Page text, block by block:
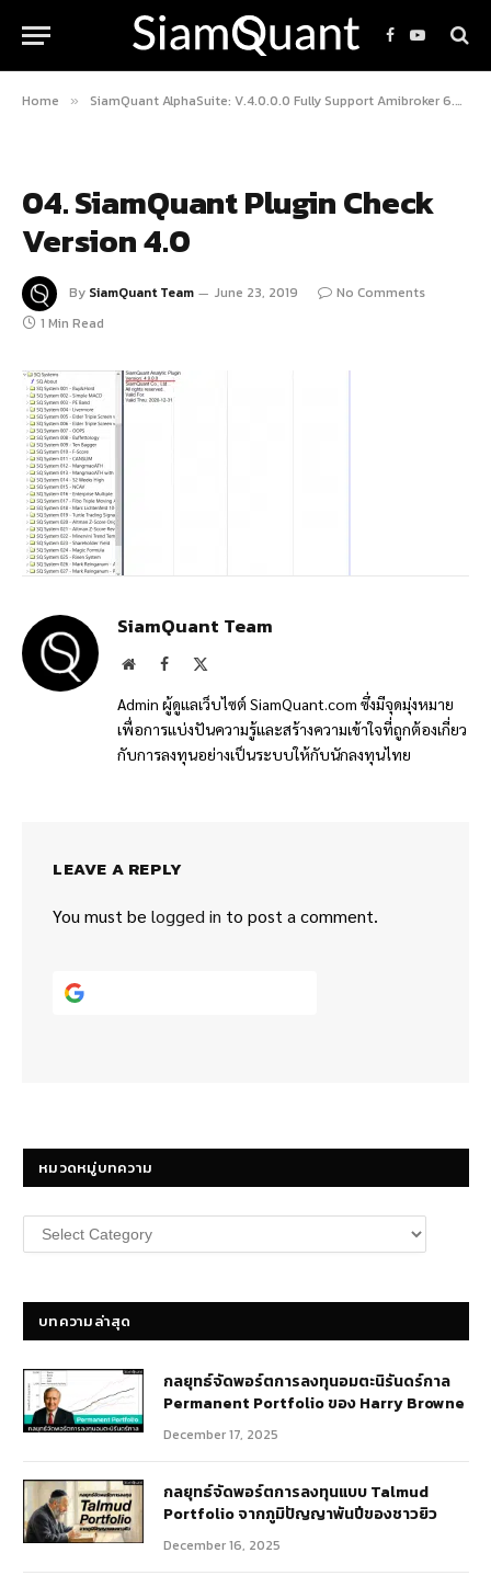
Facebook
YouTube
Home » SiamQuant AlphaSuite: V.4.0.0.0 Fully Support Amibroker 6.3 – Release 23.Jun.2018
04. SiamQuant Plugin Check
Version 4.0
By SiamQuant Team June 23, 2019
No Comments
1 Min Read
SiamQuant Team
WebsiteFacebook
Admin ผู้ดูแลเว็บไซต์ SiamQuant.com ซึ่งมีจุดมุ่งหมาย
เพื่อการแบ่งปันความรู้และสร้างความเข้าใจที่ถูกต้องเกี่ยว
กับการลงทุนอย่างเป็นระบบให้กับนักลงทุนไทย
LEAVE A REPLY
You must be logged in to post a comment.
หมวดหมู่บทความ
หมวด
หมู่
บทความล่าสุด
กลยุทธ์​จัดพอร์ตการลงทุนอมตะนิรันดร์กาล
Permanent Portfolio ของ Harry Browne
December 17, 2025
กลยุทธ์จัดพอร์ตการลงทุนแบบ Talmud
Portfolio จากภูมิปัญญาพันปีของชาวยิว
December 16, 2025